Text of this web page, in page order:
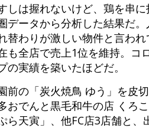
しは握れないけど、鶏を串
データから分析した結果だ
替わりが激しい物件と言わ
も全店で売上1位を維持。
の実績を築いたほどだ。
前の「炭火焼鳥 ゆう」を皮
おでんと黒毛和牛の店 くろ
ら天寅」、他FC店3店舗と、